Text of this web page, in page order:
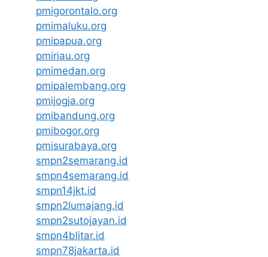
pmigorontalo.org
pmimaluku.org
pmipapua.org
pmiriau.org
pmimedan.org
pmipalembang.org
pmijogja.org
pmibandung.org
pmibogor.org
pmisurabaya.org
smpn2semarang.id
smpn4semarang.id
smpn14jkt.id
smpn2lumajang.id
smpn2sutojayan.id
smpn4blitar.id
smpn78jakarta.id